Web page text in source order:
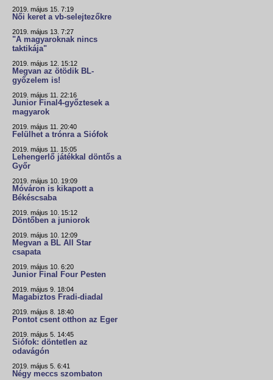
2019. május 15. 7:19
Női keret a vb-selejtezőkre
2019. május 13. 7:27
"A magyaroknak nincs
taktikája"
2019. május 12. 15:12
Megvan az ötödik BL-
győzelem is!
2019. május 11. 22:16
Junior Final4-győztesek a
magyarok
2019. május 11. 20:40
Felülhet a trónra a Siófok
2019. május 11. 15:05
Lehengerlő játékkal döntős a
Győr
2019. május 10. 19:09
Móváron is kikapott a
Békéscsaba
2019. május 10. 15:12
Döntőben a juniorok
2019. május 10. 12:09
Megvan a BL All Star
csapata
2019. május 10. 6:20
Junior Final Four Pesten
2019. május 9. 18:04
Magabiztos Fradi-diadal
2019. május 8. 18:40
Pontot csent otthon az Eger
2019. május 5. 14:45
Siófok: döntetlen az
odavágón
2019. május 5. 6:41
Négy meccs szombaton